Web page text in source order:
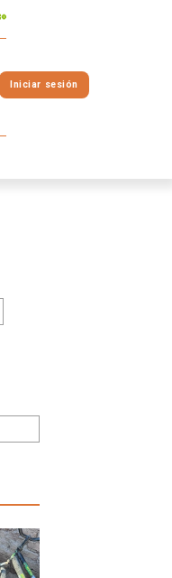
Iniciar sesión